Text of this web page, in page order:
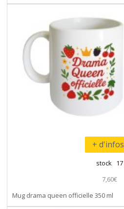
+ d'infos
stock 17
7,60€
Mug drama queen officielle 350 ml